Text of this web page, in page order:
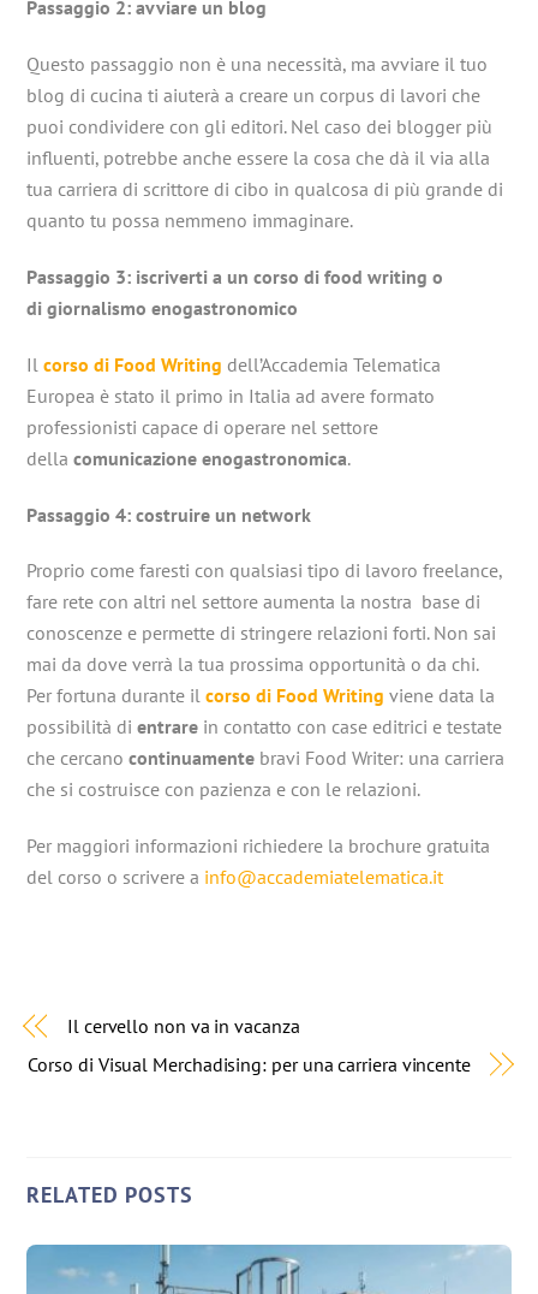
Passaggio 2: avviare un blog
Questo passaggio non è una necessità, ma avviare il tuo
blog di cucina ti aiuterà a creare un corpus di lavori che
puoi condividere con gli editori. Nel caso dei blogger più
influenti, potrebbe anche essere la cosa che dà il via alla
tua carriera di scrittore di cibo in qualcosa di più grande di
quanto tu possa nemmeno immaginare.
Passaggio 3: iscriverti a un corso di food writing o
digiornalismo enogastronomico
Ilcorso di Food Writing dell’Accademia Telematica
Europea è stato il primo in Italia ad avere formato
professionisti capace di operare nel settore
dellacomunicazione enogastronomica.
Passaggio 4: costruire un network
Proprio come faresti con qualsiasi tipo di lavoro freelance,
fare rete con altri nel settore aumenta la nostra base di
conoscenze e permette di stringere relazioni forti. Non sai
mai da dove verrà la tua prossima opportunità o da chi.
Per fortuna durante ilcorso di Food Writingviene data la
possibilità dientrare in contatto con case editrici e testate
che cercanocontinuamente bravi Food Writer: una carriera
che si costruisce con pazienza e con le relazioni.
Per maggiori informazioni richiedere la brochure gratuita
del corso o scrivere a info@accademiatelematica.it
Il cervello non va in vacanza
Corso di Visual Merchadising: per una carriera vincente
RELATED POSTS